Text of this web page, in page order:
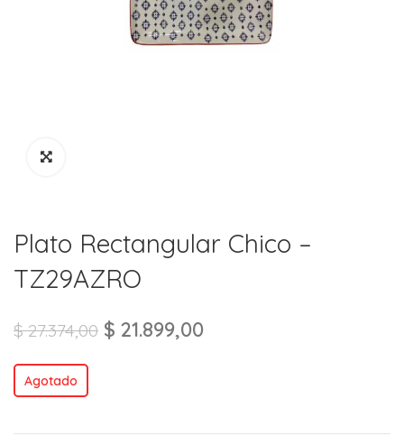
Plato Rectangular Chico –
TZ29AZRO
$27.374,00 $ 21.899,00
Agotado